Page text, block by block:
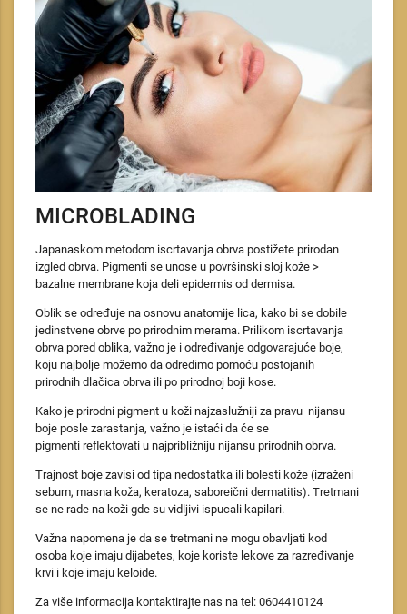
MICROBLADING
Japanaskom metodom iscrtavanja obrva postižete prirodan
izgled obrva. Pigmenti se unose u površinski sloj kože >
bazalne membrane koja deli epidermis od dermisa.
Oblik se određuje na osnovu anatomije lica, kako bi se dobile
jedinstvene obrve po prirodnim merama. Prilikom iscrtavanja
obrva pored oblika, važno je i određivanje odgovarajuće boje,
koju najbolje možemo da odredimo pomoću postojanih
prirodnih dlačica obrva ili po prirodnoj boji kose.
Kako je prirodni pigment u koži najzaslužniji za pravu nijansu
boje posle zarastanja, važno je istaći da će se
pigmenti reflektovati u najpribližniju nijansu prirodnih obrva.
Trajnost boje zavisi od tipa nedostatka ili bolesti kože (izraženi
sebum, masna koža, keratoza, saboreični dermatitis). Tretmani
se ne rade na koži gde su vidljivi ispucali kapilari.
Važna napomena je da se tretmani ne mogu obavljati kod
osoba koje imaju dijabetes, koje koriste lekove za razređivanje
krvi i koje imaju keloide.
Za više informacija kontaktirajte nas na tel: 0604410124